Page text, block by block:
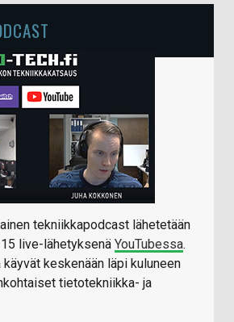
tekniikkapodcast lähetetään
live-lähetyksenä YouTubessa.
käyvät keskenään läpi kuluneen
tietotekniikka- ja